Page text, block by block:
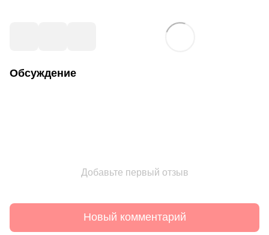
Обсуждение
Добавьте первый отзыв
Новый комментарий